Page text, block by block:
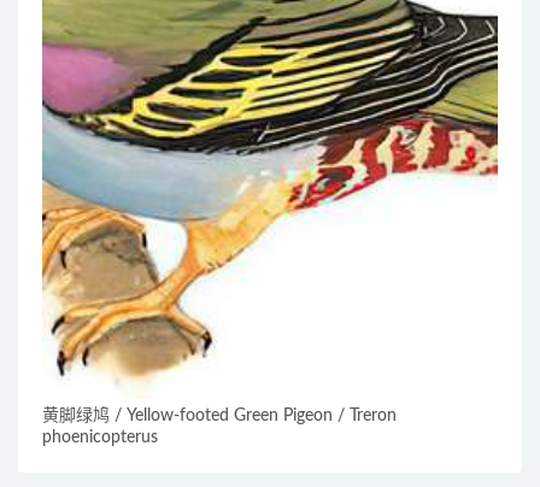
黄脚绿鸠 / Yellow-footed Green Pigeon / Treron
phoenicopterus